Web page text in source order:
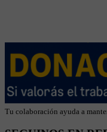
Tu colaboración ayuda a